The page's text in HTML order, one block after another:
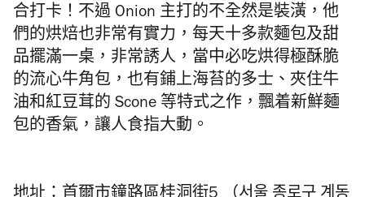
合打卡！不過 Onion 主打的不全然是裝潢，他
們的烘焙也非常有實力，每天十多款麵包及甜
品擺滿一桌，非常誘人，當中必吃烘得極酥脆
的流心牛角包，也有鋪上海苔的多士、夾住牛
油和紅豆茸的 Scone 等特式之作，飄着新鮮麵
包的香氣，讓人食指大動。